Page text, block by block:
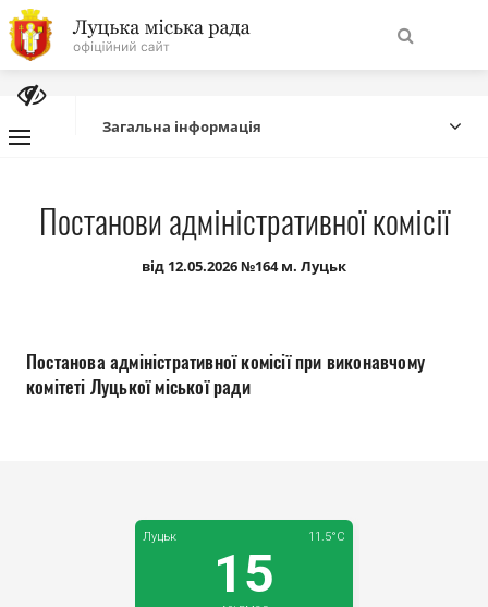
На
головну
сайту
Про місто
Міська влада
Бюджет
Документи
Загальна інформація
Постанови адміністративної комісії
від 12.05.2026 №164 м. Луцьк
Постанова адміністративної комісії при виконавчому
комітеті Луцької міської ради